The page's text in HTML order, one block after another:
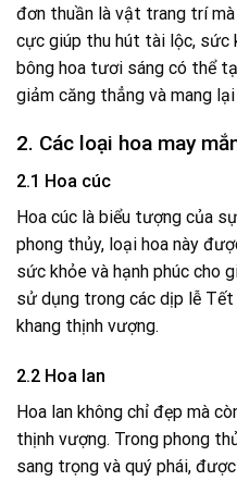
đơn thuần là vật trang trí
cực giúp thu hút tài lộc, sức
bông hoa tươi sáng có thể
giảm căng thẳng và mang
2. Các loại hoa may
2.1 Hoa cúc
Hoa cúc là biểu tượng của
phong thủy, loại hoa này
sức khỏe và hạnh phúc cho
sử dụng trong các dịp lễ
khang thịnh vượng.
2.2 Hoa lan
Hoa lan không chỉ đẹp mà
thịnh vượng. Trong phong
sang trọng và quý phái,